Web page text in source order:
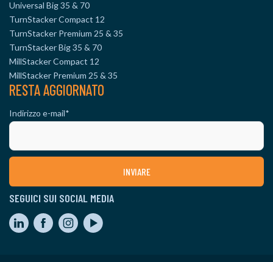
Universal Big 35 & 70
TurnStacker Compact 12
TurnStacker Premium 25 & 35
TurnStacker Big 35 & 70
MillStacker Compact 12
MillStacker Premium 25 & 35
RESTA AGGIORNATO
Indirizzo e-mail*
SEGUICI SUI SOCIAL MEDIA